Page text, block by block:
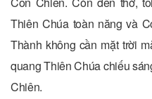
Thiên Chúa toàn năng và
Thành không cần mặt trời
quang Thiên Chúa chiếu
Chiên.